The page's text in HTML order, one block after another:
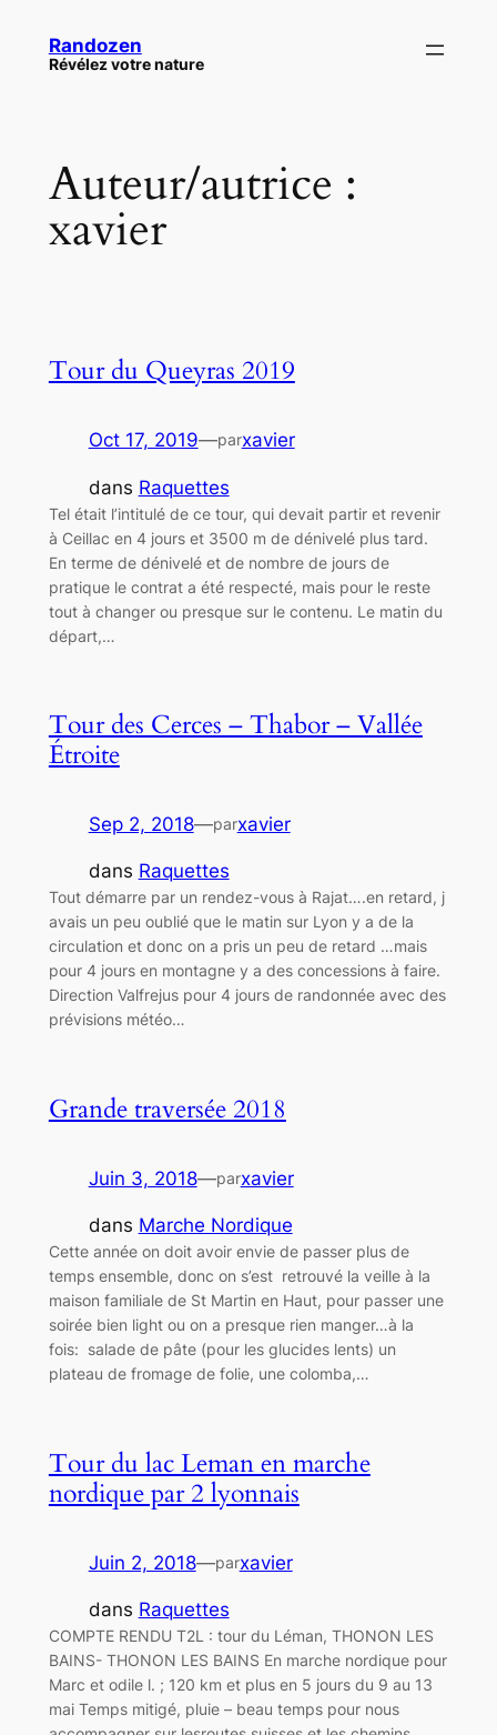
Randozen
Révélez votre nature
Auteur/autrice :
xavier
Tour du Queyras 2019
Oct 17, 2019—parxavier
dans Raquettes
Tel était l’intitulé de ce tour, qui devait partir et revenir
à Ceillac en 4 jours et 3500 m de dénivelé plus tard.
En terme de dénivelé et de nombre de jours de
pratique le contrat a été respecté, mais pour le reste
tout à changer ou presque sur le contenu. Le matin du
départ,…
Tour des Cerces – Thabor – Vallée
Étroite
Sep 2, 2018—parxavier
dans Raquettes
Tout démarre par un rendez-vous à Rajat….en retard, j
avais un peu oublié que le matin sur Lyon y a de la
circulation et donc on a pris un peu de retard …mais
pour 4 jours en montagne y a des concessions à faire.
Direction Valfrejus pour 4 jours de randonnée avec des
prévisions météo…
Grande traversée 2018
Juin 3, 2018—parxavier
dans Marche Nordique
Cette année on doit avoir envie de passer plus de
temps ensemble, donc on s’est retrouvé la veille à la
maison familiale de St Martin en Haut, pour passer une
soirée bien light ou on a presque rien manger…à la
fois: salade de pâte (pour les glucides lents) un
plateau de fromage de folie, une colomba,…
Tour du lac Leman en marche
nordique par 2 lyonnais
Juin 2, 2018—parxavier
dans Raquettes
COMPTE RENDU T2L : tour du Léman, THONON LES
BAINS- THONON LES BAINS En marche nordique pour
Marc et odile l. ; 120 km et plus en 5 jours du 9 au 13
mai Temps mitigé, pluie – beau temps pour nous